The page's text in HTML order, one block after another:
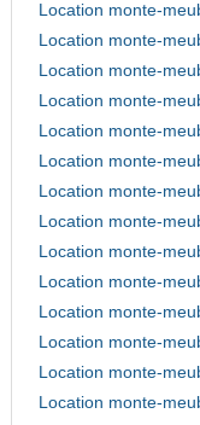
Location monte-
Location monte-
Location monte-
Location monte-
Location monte-
Location monte-
Location monte-
Location monte-
Location monte-
Location monte-
Location monte-
Location monte-
Location monte-
Location monte-